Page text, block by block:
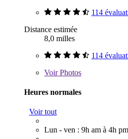
114
Distance estimée
8,0 milles
114
VoirPhotos
Heures normales
Voir tout
Lun - ven : 9h am à 4h pm